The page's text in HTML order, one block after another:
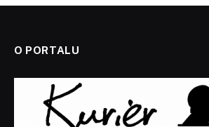
O PORTALU